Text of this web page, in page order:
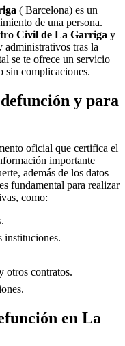
( Barcelona) es un
de una persona.
Civil de La Garriga y
administrativos tras la
se te ofrece un servicio
sin complicaciones.
y para
oficial que certifica el
importante
además de los datos
fundamental para realizar
como:
instituciones.
otros contratos.
en La